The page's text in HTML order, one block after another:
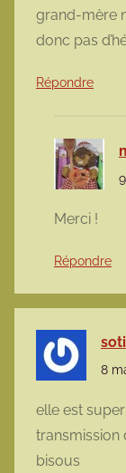
grand-mère
donc pas
Répondre
Merci !
Répondre
8
elle est
transmission
bisous